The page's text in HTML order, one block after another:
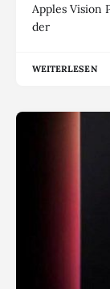
Apples Vision
der
WEITERLESEN